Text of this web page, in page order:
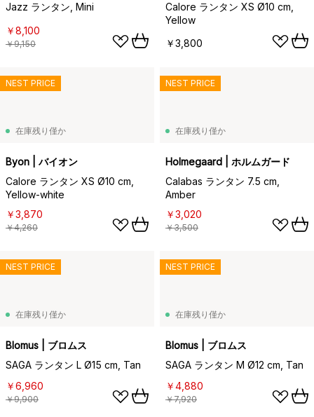
Jazz ランタン, Mini
￥8,100
￥9,150
Calore ランタン XS Ø10 cm,
Yellow
￥3,800
在庫残り僅か
Byon | バイオン
Calore ランタン XS Ø10 cm,
Yellow-white
￥3,870
￥4,260
NEST PRICE
在庫残り僅か
Holmegaard | ホルムガード
Calabas ランタン 7.5 cm,
Amber
￥3,020
￥3,500
NEST PRICE
在庫残り僅か
Blomus | ブロムス
SAGA ランタン L Ø15 cm, Tan
￥6,960
￥9,900
NEST PRICE
在庫残り僅か
Blomus | ブロムス
SAGA ランタン M Ø12 cm, Tan
￥4,880
￥7,920
NEST PRICE